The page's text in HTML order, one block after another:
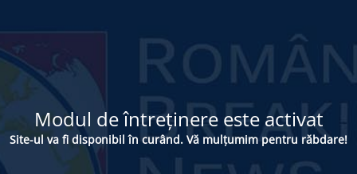
Modul de întreținere este activat
Site-ul va fi disponibil în curând. Vă mulțumim pentru răbdare!